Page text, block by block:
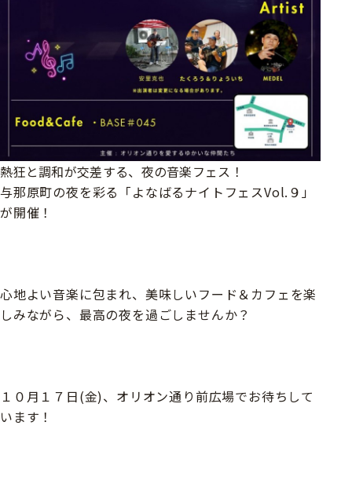
熱狂と調和が交差する、夜の音楽フェス！
与那原町の夜を彩る「よなばるナイトフェスVol.９」
が開催！
心地よい音楽に包まれ、美味しいフード＆カフェを楽
しみながら、最高の夜を過ごしませんか？
１０月１７日(金)、オリオン通り前広場でお待ちして
います！